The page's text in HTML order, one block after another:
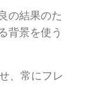
の結果のた
背景を使う
、常にフレ